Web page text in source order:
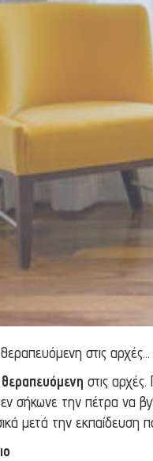
στις αρχές…
στις
σήκωνε την πέτρα να
μετά την εκπαίδευση